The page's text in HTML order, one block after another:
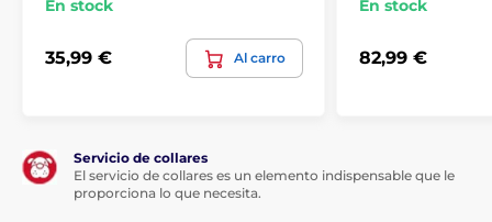
En stock
35,99 € Al carro
En stock
82,99 €
Servicio de collares
El servicio de collares es un elemento indispensable que le
proporciona lo que necesita.